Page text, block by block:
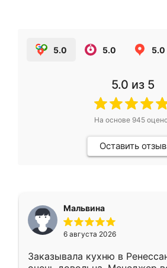
5.0 5.0 5.0
5.0 из 5
На основе 945
Оставить отзыв
Мальвина
6 августа 2026
Заказывала кухню в